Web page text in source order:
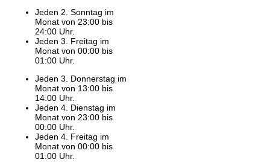
Jeden 2. Sonntag im
Monat von 23:00 bis
24:00 Uhr.
Jeden 3. Freitag im
Monat von 00:00 bis
01:00 Uhr.
Jeden 3. Donnerstag im
Monat von 13:00 bis
14:00 Uhr.
Jeden 4. Dienstag im
Monat von 23:00 bis
00:00 Uhr.
Jeden 4. Freitag im
Monat von 00:00 bis
01:00 Uhr.